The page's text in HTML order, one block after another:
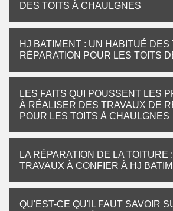
DES TOITS À CHAULGNES
HJ BATIMENT : UN HABITUÉ DES
RÉPARATION POUR LES TOITS
LES FAITS QUI POUSSENT LES
À RÉALISER DES TRAVAUX DE
POUR LES TOITS À CHAULGNES
LA RÉPARATION DE LA TOITURE
TRAVAUX À CONFIER À HJ
QU'EST-CE QU'IL FAUT SAVOIR